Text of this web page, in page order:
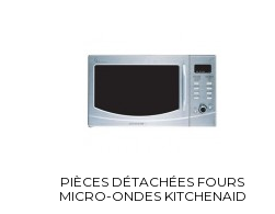
PIÈCES DÉTACHÉES FOURS
MICRO-ONDES KITCHENAID